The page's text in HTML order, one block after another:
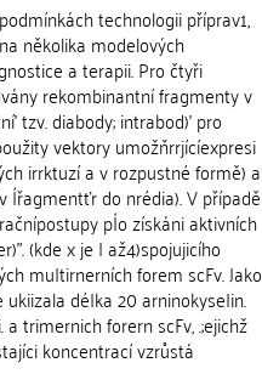
technologii příprav1,
několika modelových
a terapii. Pro čtyři
rekombinantní fragmenty v
tzv. diabody; intrabod)' pro
vektory umožňrrjícíexpresi
irrktuzí a v rozpustné formě) a
Ířagmentťr do nrédia). V případě
pÍo získáni aktivních
(kde x je I až4)spojujicího
muItirnerních forem scFv. Jako
déIka 20 arninokyse|in.
trimernich forern scFv, .;ejichž
koncentrací vzrůstá